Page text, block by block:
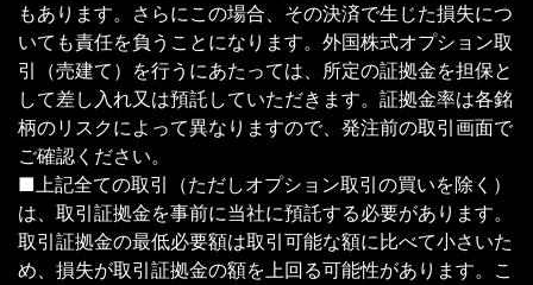
もあります。さらにこの場合、その決済で生じた損失につ
いても責任を負うことになります。外国株式オプション取
引（売建て）を行うにあたっては、所定の証拠金を担保と
して差し入れ又は預託していただきます。証拠金率は各銘
柄のリスクによって異なりますので、発注前の取引画面で
ご確認ください。
■上記全ての取引（ただしオプション取引の買いを除く）
は、取引証拠金を事前に当社に預託する必要があります。
取引証拠金の最低必要額は取引可能な額に比べて小さいた
め、損失が取引証拠金の額を上回る可能性があります。こ